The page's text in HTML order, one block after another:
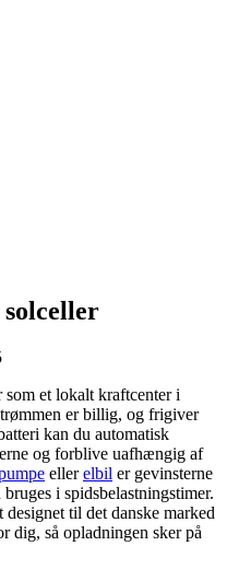
som et lokalt kraftcenter i
er billig, og frigiver
kan du automatisk
og forblive uafhængig af
ellerelbil er gevinsterne
i spidsbelastningstimer.
designet til det danske marked
dig, så opladningen sker på